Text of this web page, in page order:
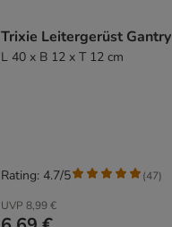
Trixie Leitergerüst Gantry
L 40 x B 12 x T 12 cm
UVP 8,99 €
Rating: 4.7/5 (47)